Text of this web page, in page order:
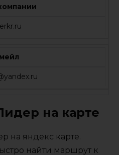
на карте
на яндекс карте.
найти маршрут к